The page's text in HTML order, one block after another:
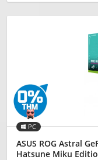
PC
ASUS ROG Astral
Hatsune Miku